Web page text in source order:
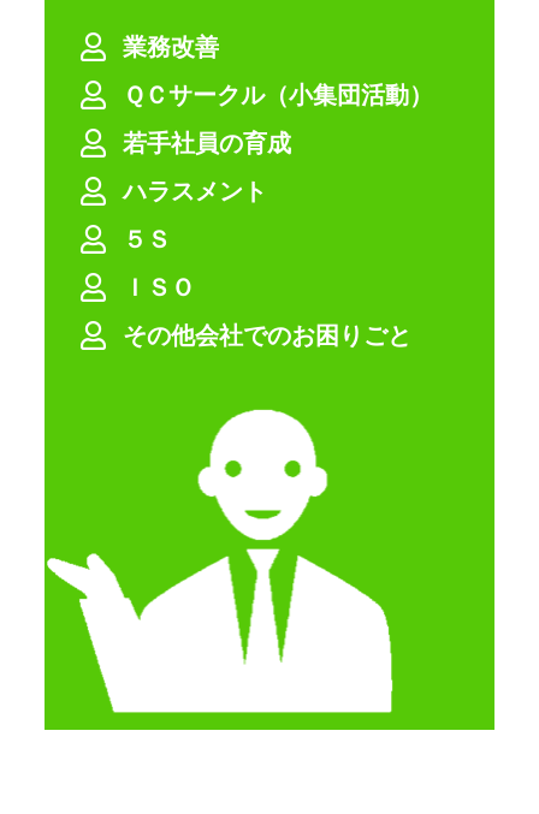
業務改善
ＱＣサークル（小集団活動）
若手社員の育成
ハラスメント
５Ｓ
ＩＳＯ
その他会社でのお困りごと